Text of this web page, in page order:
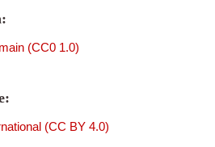
(CC0 1.0)
(CC BY 4.0)